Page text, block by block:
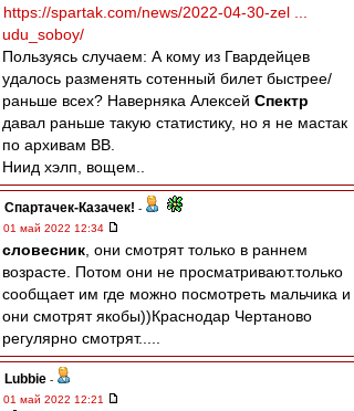
https://spartak.com/news/2022-04-30-zel ...
udu_soboy/
Пользуясь случаем: А кому из Гвардейцев
удалось разменять сотенный билет быстрее/
раньше всех? Наверняка Алексей Спектр
давал раньше такую статистику, но я не мастак
по архивам ВВ.
Ниид хэлп, вощем..
Спартачек-Казачек! -
01 май 2022 12:34
словесник , они смотрят только в раннем
возрасте. Потом они не просматривают.только
сообщает им где можно посмотреть мальчика и
они смотрят якобы))Краснодар Чертаново
регулярно смотрят.....
Lubbie -
01 май 2022 12:21